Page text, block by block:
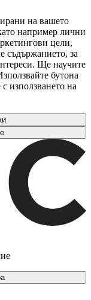
на вашето
например лични
цели,
съдържанието, за
Ще научите
бутона
използването на